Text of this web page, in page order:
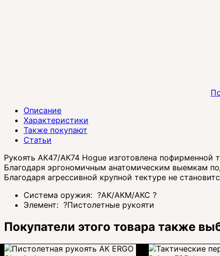
Описание
Характеристики
Также покупают
Статьи
Рукоять АК47/АК74 Hogue изготовлена пофирменной
Благодаря эргономичным анатомическим выемкам
Благодаря агрессивной крупной тектуре не
Система оружия: ?AK/АКМ/АКС ?
Элемент: ?Пистолетные рукояти
Покупатели этого товара также